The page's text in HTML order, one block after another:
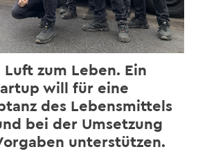
zum Leben. Ein
will für eine
des Lebensmittels
bei der Umsetzung
unterstützen.